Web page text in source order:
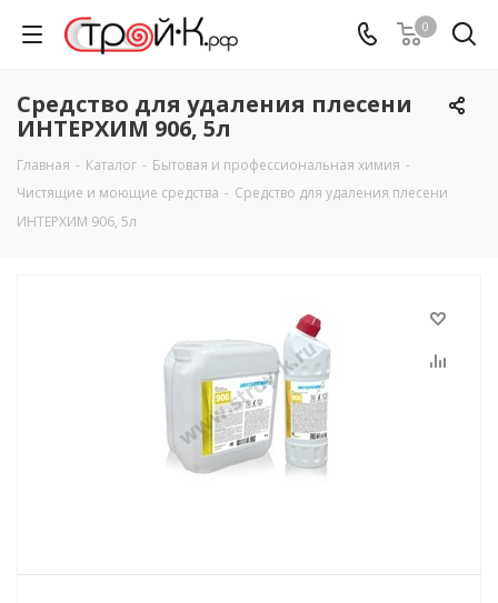
0
Средство для удаления плесени
ИНТЕРХИМ 906, 5л
Главная - Каталог - Бытовая и профессиональная химия -
Чистящие и моющие средства - Средство для удаления плесени
ИНТЕРХИМ 906, 5л